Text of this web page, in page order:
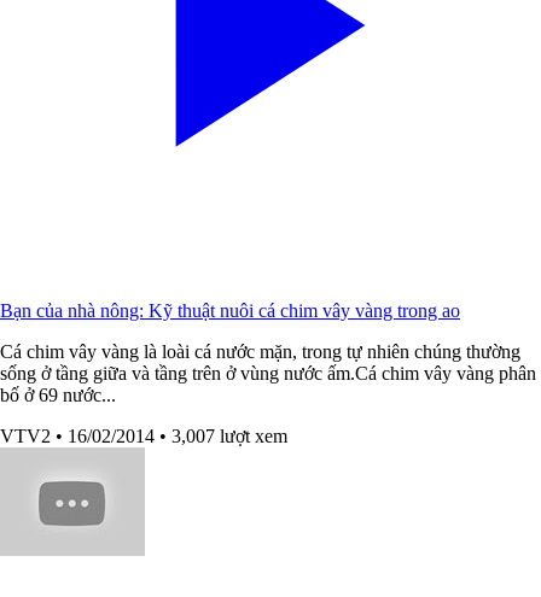
Bạn của nhà nông: Kỹ thuật nuôi cá chim vây vàng trong ao
Cá chim vây vàng là loài cá nước mặn, trong tự nhiên chúng thường
sống ở tầng giữa và tầng trên ở vùng nước ấm.Cá chim vây vàng phân
bố ở 69 nước...
VTV2 • 16/02/2014 • 3,007 lượt xem